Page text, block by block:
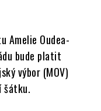
Amelie Oudea-
bude platit
výbor (MOV)
šátku.